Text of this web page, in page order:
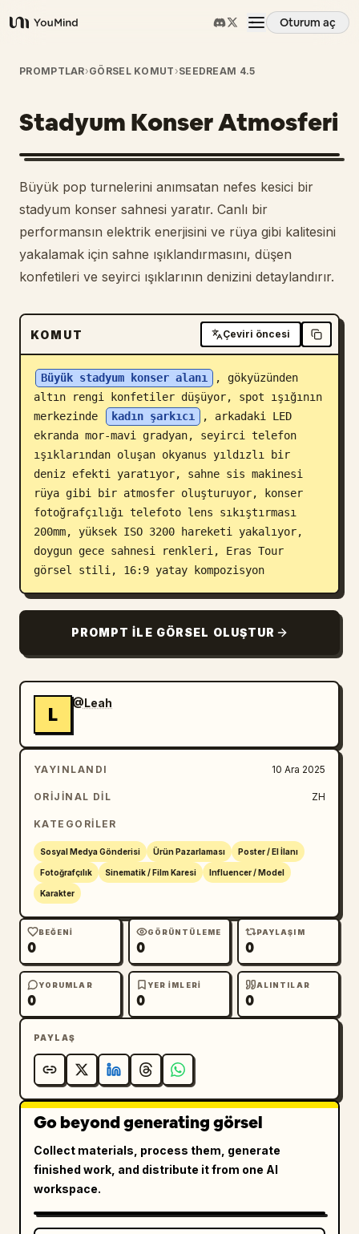
YouMind
Oturum aç
Genel Bakış
Kullanım Senaryoları
İstemler
Fiyatlandırma
İndir
Blog
Güncellemeler
PROMPTLAR›GÖRSEL KOMUT ›SEEDREAM 4.5
Stadyum Konser Atmosferi
Büyük pop turnelerini anımsatan nefes kesici bir
stadyum konser sahnesi yaratır. Canlı bir
performansın elektrik enerjisini ve rüya gibi kalitesini
yakalamak için sahne ışıklandırmasını, düşen
konfetileri ve seyirci ışıklarının denizini detaylandırır.
KOMUT Çeviri öncesi
Büyük stadyum konser alanı
, gökyüzünden
altın rengi konfetiler düşüyor, spot ışığının
merkezinde
kadın şarkıcı
, arkadaki LED
ekranda mor-mavi gradyan, seyirci telefon
ışıklarından oluşan okyanus yıldızlı bir
deniz efekti yaratıyor, sahne sis makinesi
rüya gibi bir atmosfer oluşturuyor, konser
fotoğrafçılığı telefoto lens sıkıştırması
200mm, yüksek ISO 3200 hareketi yakalıyor,
doygun gece sahnesi renkleri, Eras Tour
görsel stili, 16:9 yatay kompozisyon
PROMPT ILE GÖRSEL OLUŞTUR
L
@Leah
YAYINLANDI 10 Ara 2025
ORIJINAL DIL ZH
KATEGORILER
Sosyal Medya Gönderisi Ürün Pazarlaması Poster / El İlanı
Fotoğrafçılık Sinematik / Film Karesi Influencer / Model
Karakter
BEĞENI
0
GÖRÜNTÜLEME
0
PAYLAŞIM
0
YORUMLAR
0
YER IMLERI
0
ALINTILAR
0
PAYLAŞ
Go beyond generating görsel
Collect materials, process them, generate
finished work, and distribute it from one AI
workspace.